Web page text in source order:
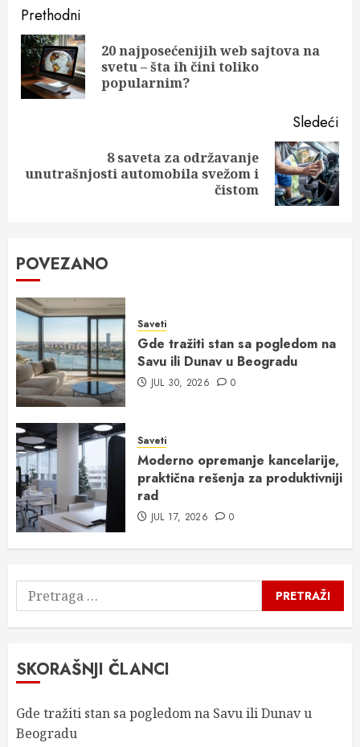
Post
navigation
Prethodni
20 najposećenijih web sajtova na
svetu – šta ih čini toliko
popularnim?
Sledeći
Next
8 saveta za održavanje
unutrašnjosti automobila svežom i
čistom
POVEZANO
Saveti
Gde tražiti stan sa pogledom na
Savu ili Dunav u Beogradu
JUL 30, 2026 0
Saveti
Moderno opremanje kancelarije,
praktična rešenja za produktivniji
rad
JUL 17, 2026 0
Pretraga
za:
SKORAŠNJI ČLANCI
Gde tražiti stan sa pogledom na Savu ili Dunav u
Beogradu